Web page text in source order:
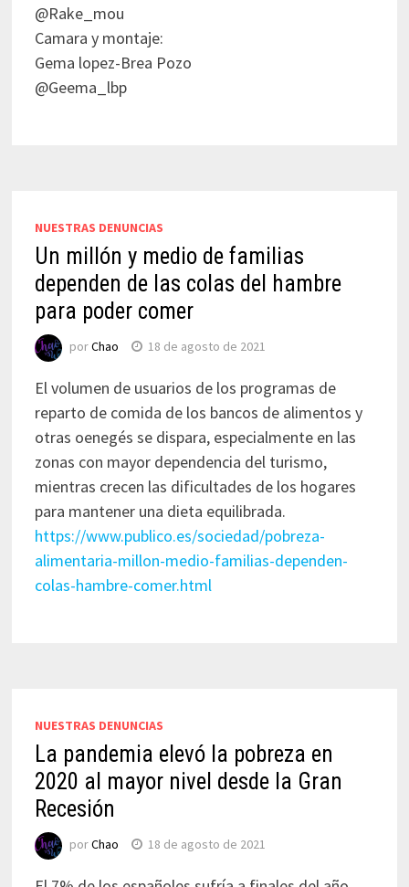
@Rake_mou
Camara y montaje:
Gema lopez-Brea Pozo
@Geema_lbp
NUESTRAS DENUNCIAS
Un millón y medio de familias
dependen de las colas del hambre
para poder comer
porChao 18 de agosto de 2021
El volumen de usuarios de los programas de
reparto de comida de los bancos de alimentos y
otras oenegés se dispara, especialmente en las
zonas con mayor dependencia del turismo,
mientras crecen las dificultades de los hogares
para mantener una dieta equilibrada.
https://www.publico.es/sociedad/pobreza-
alimentaria-millon-medio-familias-dependen-
colas-hambre-comer.html
NUESTRAS DENUNCIAS
La pandemia elevó la pobreza en
2020 al mayor nivel desde la Gran
Recesión
porChao 18 de agosto de 2021